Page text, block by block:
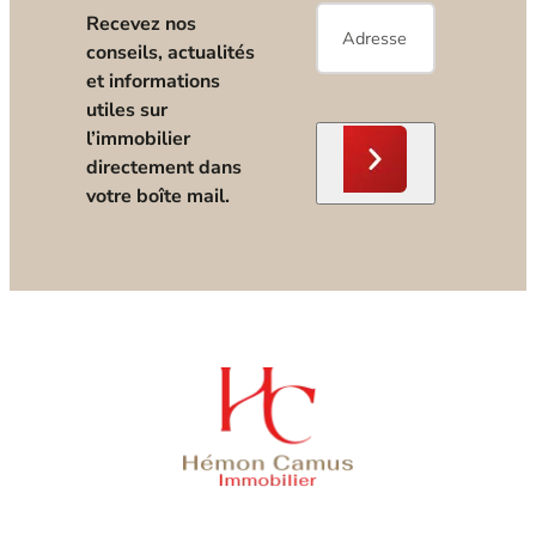
Recevez nos
conseils, actualités
et informations
utiles sur
l’immobilier
directement dans
votre boîte mail.
E-
mail*